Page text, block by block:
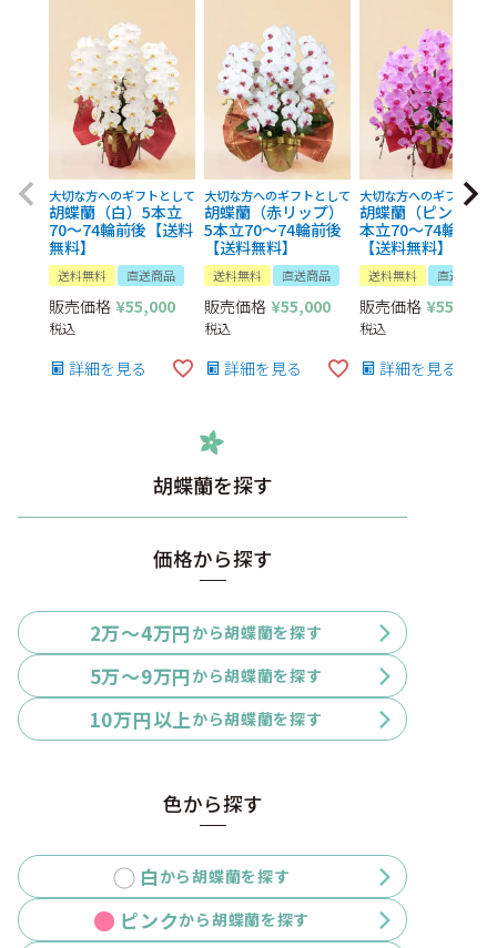
大切な方へのギフトとして
胡蝶蘭（白）5本立
70～74輪前後【送料
無料】
送料無料 直送商品
販売価格 ¥55,000
税込
詳細を見る
大切な方へのギフトとして
胡蝶蘭（赤リップ）
5本立70～74輪前後
【送料無料】
送料無料 直送商品
販売価格 ¥55,000
税込
詳細を見る
大切な方へのギフトとし
胡蝶蘭（ピンク）5
本立70～74輪前後
【送料無料】
送料無料 直送商品
販売価格 ¥55,000
税込
詳細を見る
胡蝶蘭を探す
価格から探す
2万〜4万円 から胡蝶蘭を探す
5万〜9万円 から胡蝶蘭を探す
10万円以上 から胡蝶蘭を探す
色から探す
白から胡蝶蘭を探す
ピンクから胡蝶蘭を探す